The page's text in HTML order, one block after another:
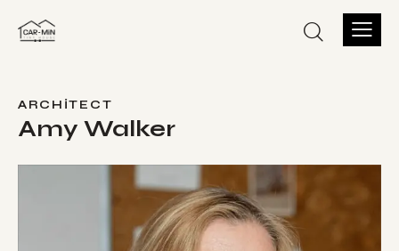
ARCHITECT
Amy Walker